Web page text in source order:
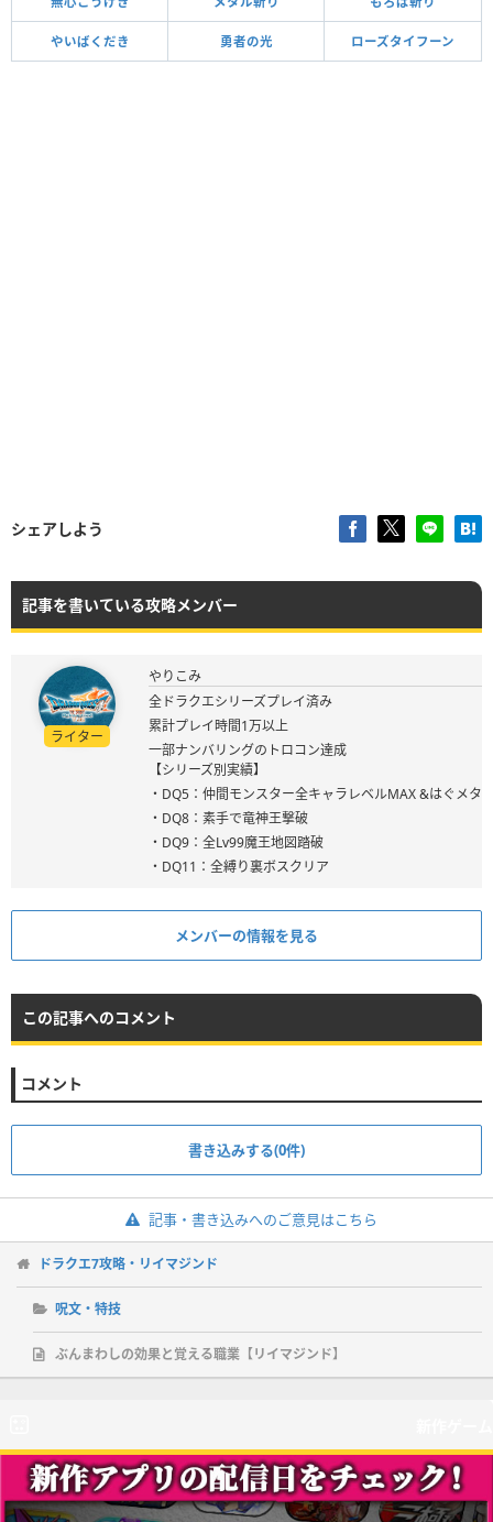
やいばくだき 勇者の光 ローズタイフーン
シェアしよう
記事を書いている攻略メンバー
ライター
やりこみ
全ドラクエシリーズプレイ済み
累計プレイ時間1万以上
一部ナンバリングのトロコン達成
【シリーズ別実績】
・DQ5：仲間モンスター全キャラレベルMAX &はぐメタ
・DQ8：素手で竜神王撃破
・DQ9：全Lv99魔王地図踏破
・DQ11：全縛り裏ボスクリア
メンバーの情報を見る
この記事へのコメント
コメント
書き込みする(0件)
記事・書き込みへのご意見はこちら
ドラクエ7攻略・リイマジンド
呪文・特技
ぶんまわしの効果と覚える職業【リイマジンド】